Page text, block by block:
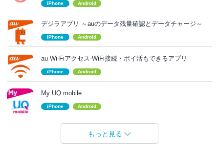
iPhone Android
デジラアプリ ～auのデータ残量確認とデータチャージ～
iPhone Android
au Wi-Fiアクセス-WiFi接続・ポイ活もできるアプリ
iPhone Android
My UQ mobile
iPhone Android
もっと見る